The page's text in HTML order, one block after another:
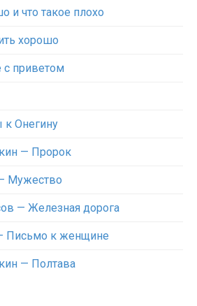
и что такое плохо
хорошо
с приветом
к Онегину
— Пророк
Мужество
— Железная дорога
Письмо к женщине
— Полтава